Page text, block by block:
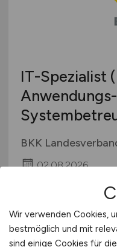
IT-Spezialist
BKK
02.08.2026
Wir verwenden Cookies,
bestmöglich und mit
sind einige Cookies für